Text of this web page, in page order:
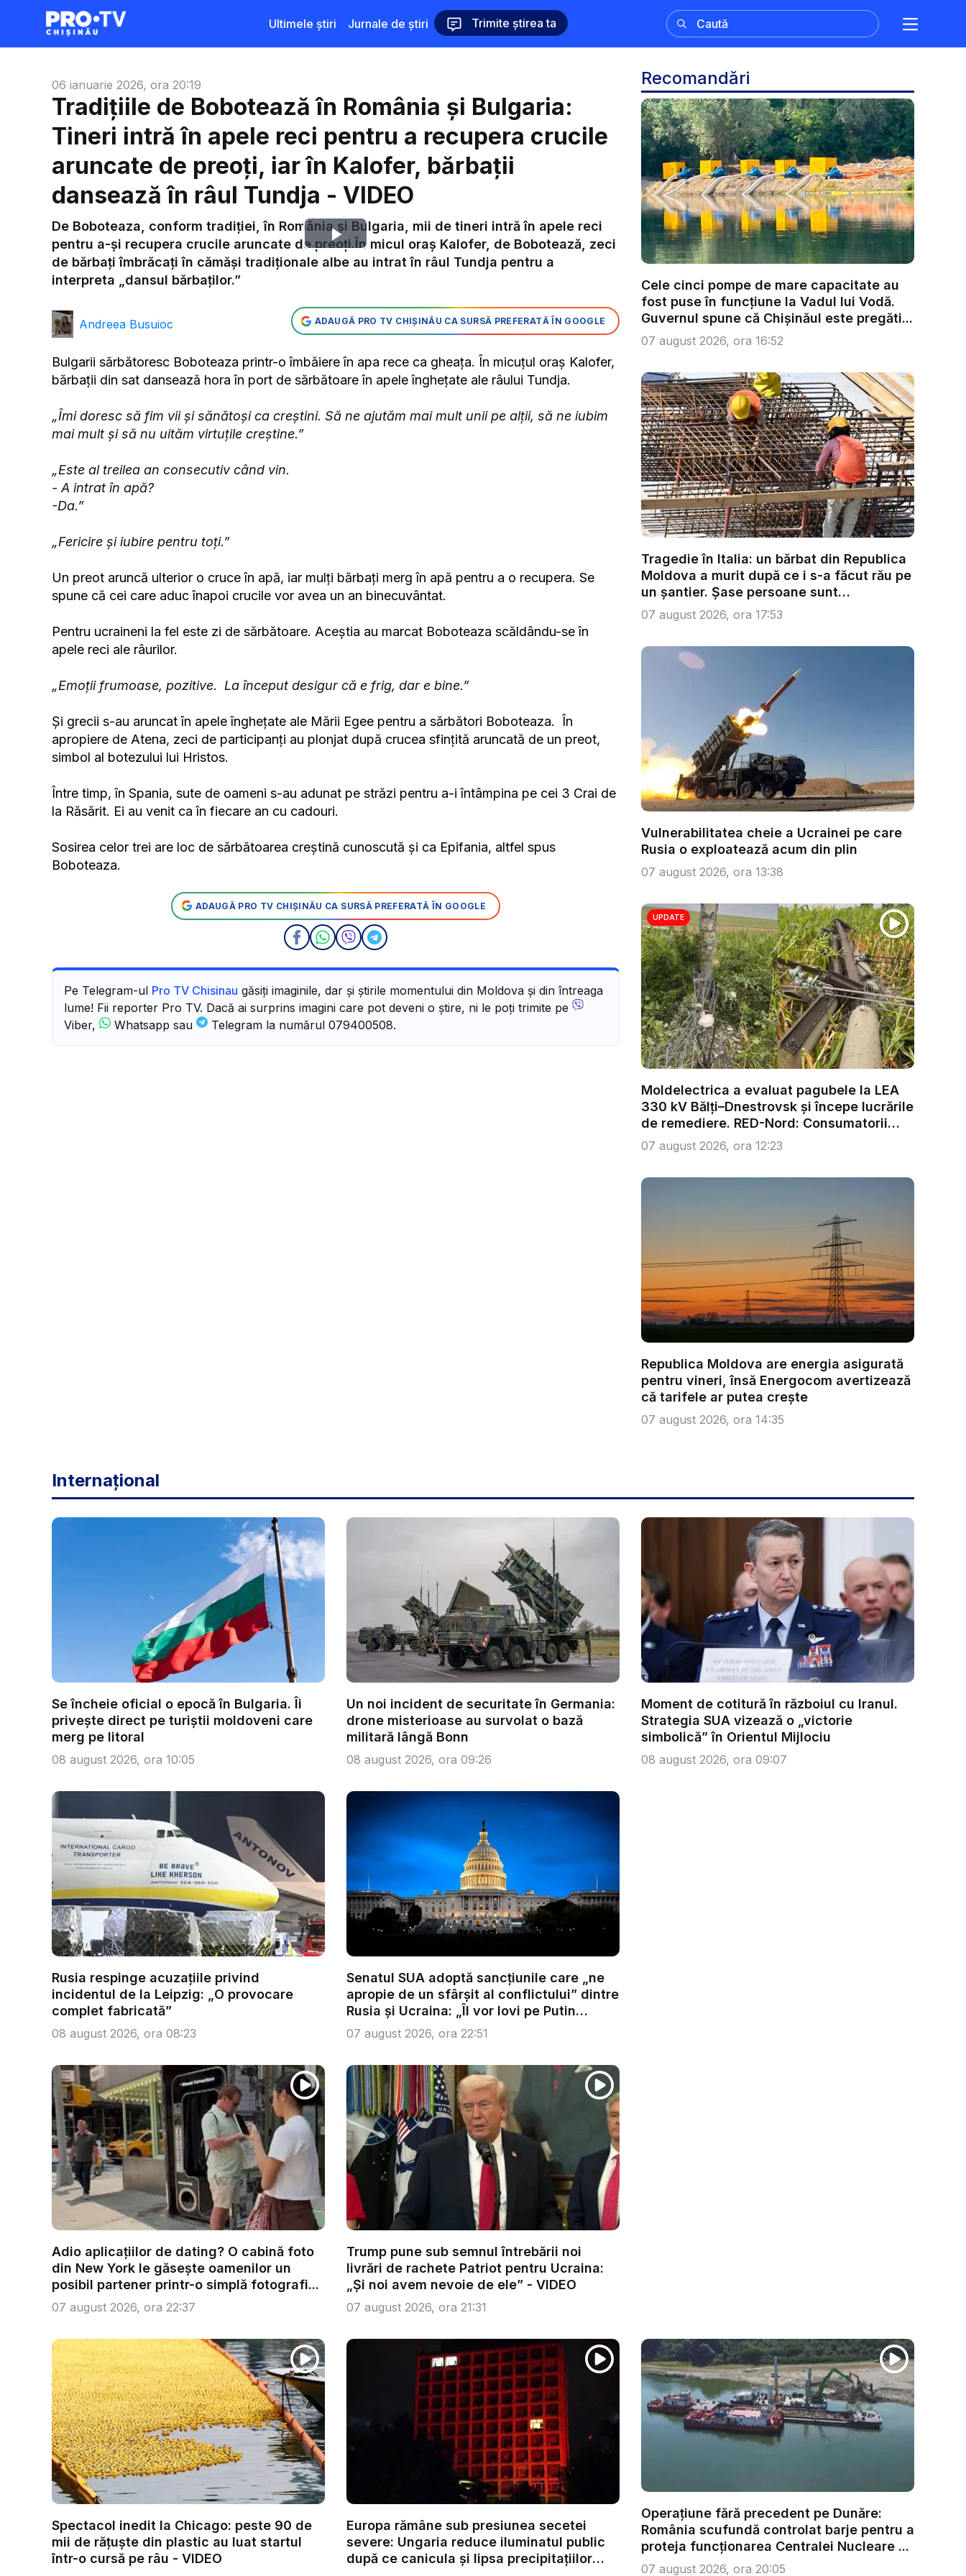
Ultimele știri Jurnale de știri Trimite știrea ta
06 ianuarie 2026, ora 20:19
Tradițiile de Bobotează în România și Bulgaria:
Tineri intră în apele reci pentru a recupera crucile
aruncate de preoți, iar în Kalofer, bărbații
dansează în râul Tundja - VIDEO
Play
De Boboteaza, conform tradiției, în România și Bulgaria, mii de tineri intră în apele reci
pentru a-și recupera crucile aruncate de preoți.În micul oraș Kalofer, de Bobotează, zeci
de bărbați îmbrăcați în cămăși tradiționale albe au intrat în râul Tundja pentru a
interpreta „dansul bărbaților.”
Andreea Busuioc ADAUGĂ PRO TV CHIȘINĂU CA SURSĂ PREFERATĂ ÎN GOOGLE
Bulgarii sărbătoresc Boboteaza printr-o îmbăiere în apa rece ca gheața. În micuțul oraș Kalofer,
bărbații din sat dansează hora în port de sărbătoare în apele înghețate ale râului Tundja.
„Îmi doresc să fim vii și sănătoși ca creștini. Să ne ajutăm mai mult unii pe alții, să ne iubim
mai mult și să nu uităm virtuțile creștine.”
„Este al treilea an consecutiv când vin.
- A intrat în apă?
-Da.”
„Fericire și iubire pentru toți.”
Un preot aruncă ulterior o cruce în apă, iar mulți bărbați merg în apă pentru a o recupera. Se
spune că cei care aduc înapoi crucile vor avea un an binecuvântat.
Pentru ucraineni la fel este zi de sărbătoare. Aceștia au marcat Boboteaza scăldându-se în
apele reci ale râurilor.
„Emoții frumoase, pozitive. La început desigur că e frig, dar e bine.”
Și grecii s-au aruncat în apele înghețate ale Mării Egee pentru a sărbători Boboteaza. În
apropiere de Atena, zeci de participanți au plonjat după crucea sfințită aruncată de un preot,
simbol al botezului lui Hristos.
Între timp, în Spania, sute de oameni s-au adunat pe străzi pentru a-i întâmpina pe cei 3 Crai de
la Răsărit. Ei au venit ca în fiecare an cu cadouri.
Sosirea celor trei are loc de sărbătoarea creștină cunoscută și ca Epifania, altfel spus
Boboteaza.
ADAUGĂ PRO TV CHIȘINĂU CA SURSĂ PREFERATĂ ÎN GOOGLE
Pe Telegram-ul Pro TV Chisinau găsiți imaginile, dar și știrile momentului din Moldova și din întreaga
lume! Fii reporter Pro TV. Dacă ai surprins imagini care pot deveni o știre, ni le poți trimite pe
Viber,
Whatsapp sau Telegram la numărul 079400508.
Recomandări
Cele cinci pompe de mare capacitate au
fost puse în funcțiune la Vadul lui Vodă.
Guvernul spune că Chișinăul este pregăti...
07 august 2026, ora 16:52
Tragedie în Italia: un bărbat din Republica
Moldova a murit după ce i s-a făcut rău pe
un șantier. Șase persoane sunt
anchetate...
07 august 2026, ora 17:53
Vulnerabilitatea cheie a Ucrainei pe care
Rusia o exploatează acum din plin
07 august 2026, ora 13:38
UPDATE
Moldelectrica a evaluat pagubele la LEA
330 kV Bălți–Dnestrovsk și începe lucrările
de remediere. RED-Nord: Consumatorii
nu...
07 august 2026, ora 12:23
Republica Moldova are energia asigurată
pentru vineri, însă Energocom avertizează
că tarifele ar putea crește
07 august 2026, ora 14:35
Internațional
Se încheie oficial o epocă în Bulgaria. Îi
privește direct pe turiștii moldoveni care
merg pe litoral
08 august 2026, ora 10:05
Un noi incident de securitate în Germania:
drone misterioase au survolat o bază
militară lângă Bonn
08 august 2026, ora 09:26
Moment de cotitură în războiul cu Iranul.
Strategia SUA vizează o „victorie
simbolică” în Orientul Mijlociu
08 august 2026, ora 09:07
Rusia respinge acuzațiile privind
incidentul de la Leipzig: „O provocare
complet fabricată”
08 august 2026, ora 08:23
Senatul SUA adoptă sancțiunile care „ne
apropie de un sfârșit al conflictului” dintre
Rusia și Ucraina: „Îl vor lovi pe Putin
acolo...
07 august 2026, ora 22:51
Adio aplicațiilor de dating? O cabină foto
din New York le găsește oamenilor un
posibil partener printr-o simplă fotografi...
07 august 2026, ora 22:37
Trump pune sub semnul întrebării noi
livrări de rachete Patriot pentru Ucraina:
„Și noi avem nevoie de ele” - VIDEO
07 august 2026, ora 21:31
Spectacol inedit la Chicago: peste 90 de
mii de rățuște din plastic au luat startul
într-o cursă pe râu - VIDEO
Europa rămâne sub presiunea secetei
severe: Ungaria reduce iluminatul public
după ce canicula și lipsa precipitațiilor
Operațiune fără precedent pe Dunăre:
România scufundă controlat barje pentru a
proteja funcționarea Centralei Nucleare ...
07 august 2026, ora 20:05